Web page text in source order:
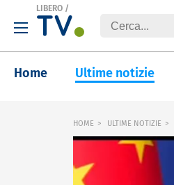
LIBERO /
Home Ultime notizie
HOME ULTIME NOTIZIE